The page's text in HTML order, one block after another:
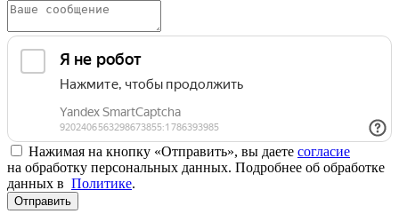
Нажимая на кнопку «Отправить», вы даете согласие
на обработку персональных данных. Подробнее об обработке
данных в Политике.
Отправить